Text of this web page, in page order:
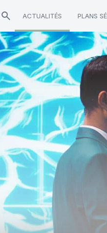
ACTUALITÉS PLANS
El Gharbi"